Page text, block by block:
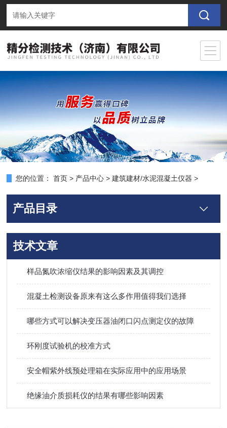
您的位置： 首页 > 产品中心 >建筑建材/水泥混凝土仪器 >
产品目录
技术文章
样品氮吹浓缩仪结果的影响因素及其调控
混凝土检测设备原来有这么多作用值得我们选择
哪些方式可以解决变压器油闭口闪点测定仪的故障
环刚度试验机的校准方式
安全帽紫外线预处理箱在实际应用中的应用场景
绝缘油介质损耗仪的结果有哪些影响因素